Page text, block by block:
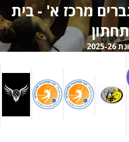
מרכז א' - בית
תחתון
2025-26